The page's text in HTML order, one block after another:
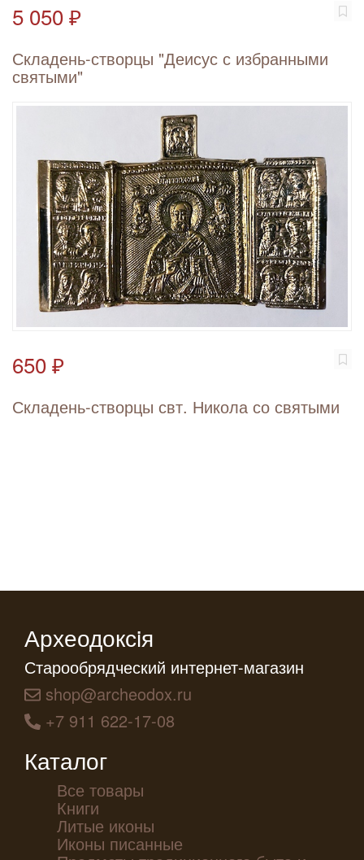
5 050 ₽
Складень-створцы "Деисус с избранными
святыми"
650 ₽
Складень-створцы свт. Никола со святыми
Археодоксiя
Старообрядческий интернет-магазин
shop@archeodox.ru
+7 911 622-17-08
Каталог
Все товары
Книги
Литые иконы
Иконы писанные